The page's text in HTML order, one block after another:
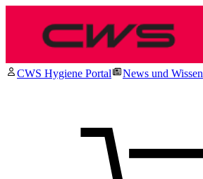
CWS Hygiene Portal News und Wissen